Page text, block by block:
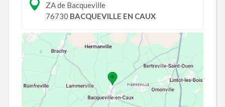
ZA de Bacqueville
76730 BACQUEVILLE EN CAUX